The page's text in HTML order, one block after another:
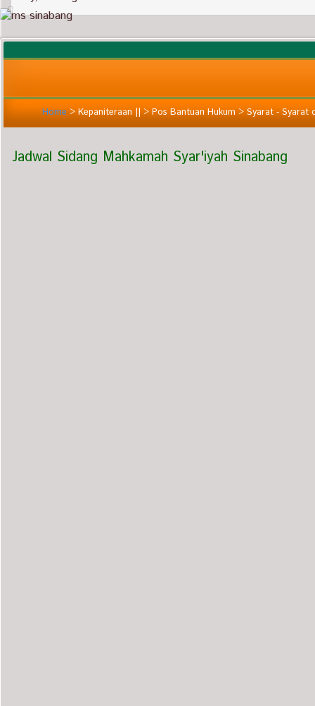
Home>Kepaniteraan ||>Pos Bantuan Hukum>Syarat - Syarat
Jadwal Sidang Mahkamah Syar'iyah Sinabang